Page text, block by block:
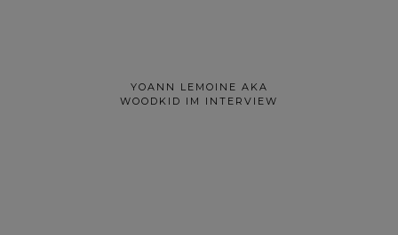
YOANN LEMOINE AKA
WOODKID IM INTERVIEW